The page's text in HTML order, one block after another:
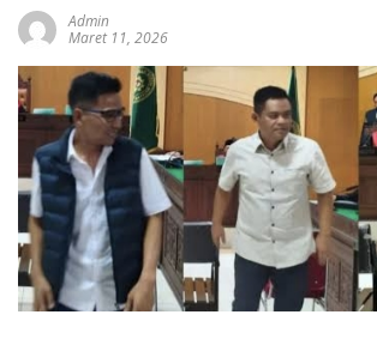
Admin
Maret 11, 2026